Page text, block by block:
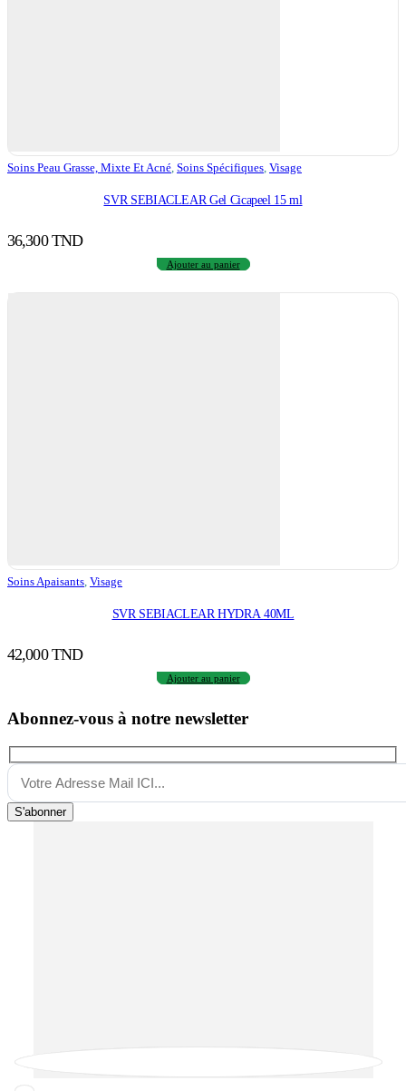
Soins Peau Grasse, Mixte Et Acné Soins Spécifiques Visage
SVR SEBIACLEAR Gel Cicapeel 15 ml
36,300TND
Ajouter au panier
Soins Apaisants Visage
SVR SEBIACLEAR HYDRA 40ML
42,000TND
Ajouter au panier
Abonnez-vous à notre newsletter
S'abonner